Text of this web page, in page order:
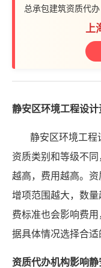
总承包建筑资质代
上
静安区环境工程设
静安区环境工程
资质类别和等级不
越高，费用越高。资
增项范围越大，数
费标准也会影响费
据具体情况选择合适
资质代办机构影响